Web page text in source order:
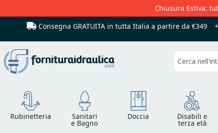
Chiusura Estiva:
Consegna GRATUITA in tutta Italia a partire da €349
Cerca
Rubinetteria Sanitari
e Bagno
Doccia Disabili e
terza età